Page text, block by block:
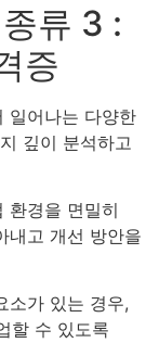
류 3 :
증
일어나는 다양한
깊이 분석하고
환경을 면밀히
내고 개선 방안을
소가 있는 경우,
할 수 있도록